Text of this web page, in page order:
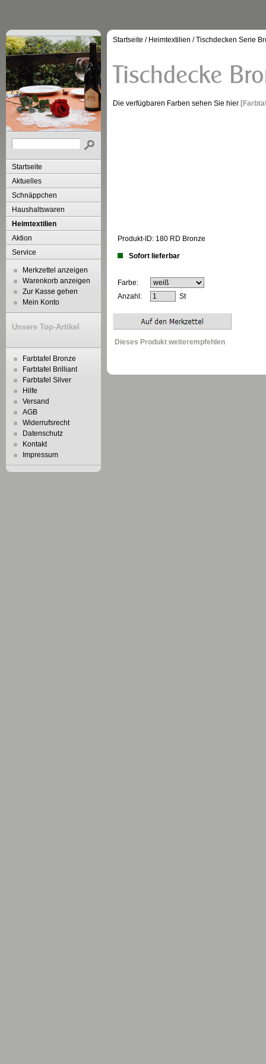
Startseite
Aktuelles
Schnäppchen
Haushaltswaren
Heimtextilien
Aktion
Service
Merkzettel anzeigen
Warenkorb anzeigen
Zur Kasse gehen
Mein Konto
Unsere Top-Artikel
Farbtafel Bronze
Farbtafel Brilliant
Farbtafel Silver
Hilfe
Versand
AGB
Widerrufsrecht
Datenschutz
Kontakt
Impressum
Startseite / Heimtextilien /Tischdecken Serie
Die verfügbaren Farben sehen Sie hier
Produkt-ID: 180 RD Bronze
Sofort lieferbar
Farbe:
Anzahl:
St
Dieses Produkt weiterempfehlen